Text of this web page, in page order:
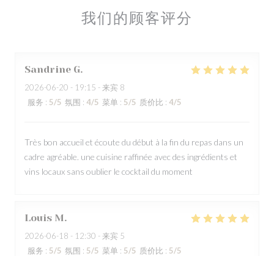
我们的顾客评分
Sandrine G
2026-06-20 - 19:15 - 来宾 8
服务 : 5/5 氛围 : 4/5 菜单 : 5/5 质价比 : 4/5
Très bon accueil et écoute du début à la fin du repas dans un
cadre agréable. une cuisine raffinée avec des ingrédients et
vins locaux sans oublier le cocktail du moment
Louis M
2026-06-18 - 12:30 - 来宾 5
服务 : 5/5 氛围 : 5/5 菜单 : 5/5 质价比 : 5/5